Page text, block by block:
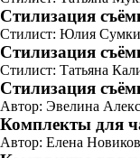
Стилизация
Стилист: Юлия
Стилизация
Стилист: Татьяна
Стилизация
Автор: Эвелина
Комплекты для
Автор: Елена